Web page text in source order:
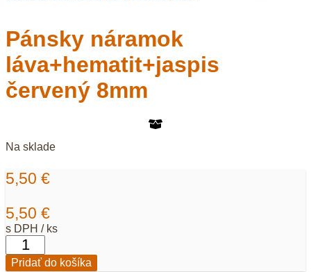
Pánsky náramok
láva+hematit+jaspis
červený 8mm
Na sklade
5,50 €
5,50 €
s DPH / ks
množstvo
Pánsky
náramok
Pridať do košíka